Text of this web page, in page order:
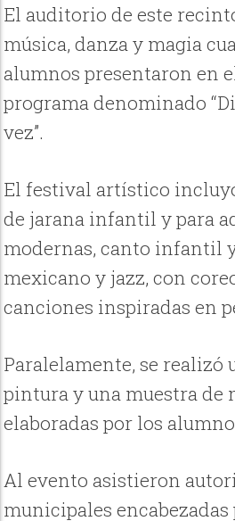
El auditorio de este
música, danza y magia
alumnos presentaron en
programa denominado
vez”.
El festival artístico
de jarana infantil y para
modernas, canto infantil
mexicano y jazz, con
canciones inspiradas en
Paralelamente, se realizó
pintura y una muestra de
elaboradas por los
Al evento asistieron
municipales